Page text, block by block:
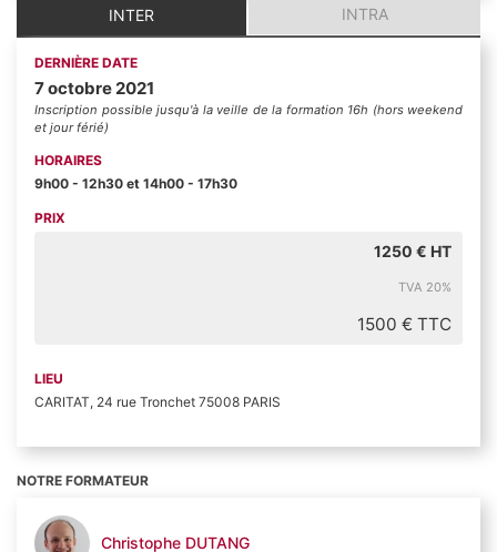
INTER INTRA
DERNIÈRE DATE
7 octobre 2021
Inscription possible jusqu'à la veille de la formation 16h (hors weekend
et jour férié)
HORAIRES
9h00 - 12h30 et 14h00 - 17h30
PRIX
1250 € HT
TVA 20%
1500 € TTC
LIEU
CARITAT, 24 rue Tronchet 75008 PARIS
NOTRE FORMATEUR
Christophe DUTANG